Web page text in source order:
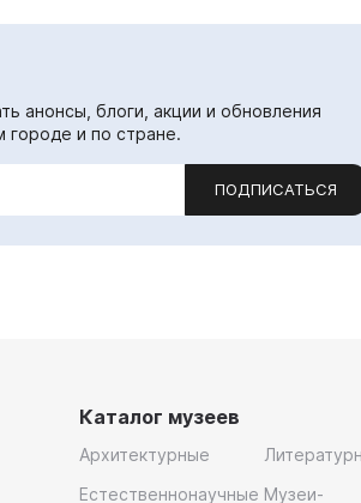
анонсы, блоги, акции и обновления
городе и по стране.
ПОДПИСАТЬСЯ
Каталог музеев
Архитектурные
Естественнонаучные Музеи-